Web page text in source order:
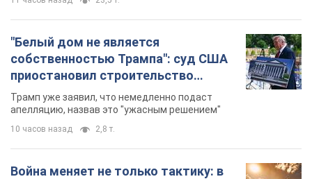
"Белый дом не является
собственностью Трампа": суд США
приостановил строительство
бального зала стоимостью 400 млн
долларов
Трамп уже заявил, что немедленно подаст
апелляцию, назвав это "ужасным решением"
10 часов назад 2,8 т.
Война меняет не только тактику: в